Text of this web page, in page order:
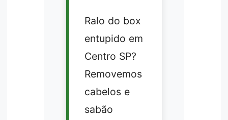
Ralo do box
entupido em
Centro SP?
Removemos
cabelos e
sabão